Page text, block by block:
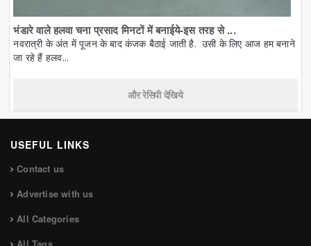
भंडारे वाले हलवा चना प्रसाद मिनटों में बनाईये-इस तरह से ...
नवरात्री के अंत में पूजन के बाद कंजक बैठाई जाती है. उसी के लिए आज हम बनाने
जा रहे हैं हलव...
और रेसिपी देखिये
USEFUL LINKS
Contact us
Advertise with us
All Categories